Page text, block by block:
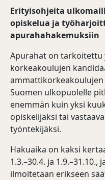
Erityisohjeita
opiskelua ja
apurahahakemuksiin
Apurahat on tarkoitettu
korkeakoulujen
Suomen ulkopuolelle
enemmän kuin yksi
opiskelijaksi tai
työntekijäksi.
Hakuaika on kaksi
1.3.–30.4. ja
ilmoitetaan erikseen